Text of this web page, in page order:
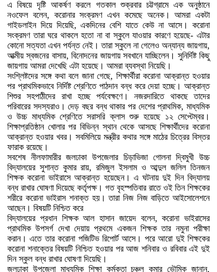
এ বিষয়ে দৃষ্টি আকর্ষণ করলে গতকাল শুক্রবার চট্টগ্রামে এক অনুষ্ঠানে
নওফেল বলেন, করোনার সংক্রমণ এখন কমেছে অনেক। আমরা একটা
গাইডলাইন দিয়ে দিয়েছি, একদিনের বেশি যাতে কেউ না আসে। করোনা
সংক্রমণ তারা ঘরে থাকলে হতো না বা স্কুলে যাওয়ার কারণে হয়েছে- এটার
কোনো সত্যতা এখন পর্যন্ত নেই। তারা স্কুলে না গেলেও অন্যান্য জায়গায়,
আত্মীয় স্বজনের বাসায়, বিনোদনের জায়গায় সবখানে যাচ্ছিলেন। সুনির্দিষ্ট কিছু
জায়গায় আমরা দেখেছি এটা হয়েছে। আমরা ব্যবস্থা নিয়েছি।
সংশ্লিষ্টদের সঙ্গে কথা বলে জানা গেছে, শিক্ষার্থীরা করোনা আক্রান্ত হওয়ার
পর প্রাথমিকভাবে নির্দিষ্ট শ্রেণিতে পাঠদান বন্ধ করে দেয়া হচ্ছে। আক্রান্ত
শিশুর সহপাঠীদের রাখা হচ্ছে পর্যবেক্ষণে। নজরদারিতে থাকছে তাদের
পরিবারের সদস্যরাও। দেড় বছর বন্ধ থাকার পর দেশের প্রাথমিক, মাধ্যমিক
ও উচ্চ মাধ্যমিক শ্রেণিতে সরাসরি ক্লাস শুরু হয়েছে ১২ সেপ্টেম্বর।
শিক্ষাপ্রতিষ্ঠান খোলার পর বিভিন্ন স্থান থেকে আসছে শিক্ষার্থীদের করোনা
আক্রান্ত হওয়ার খবর। সবমিলিয়ে মন্ত্রীর কথার সঙ্গে মাঠের চিত্রের বিস্তর
ফারাক রয়েছে।
সবশেষ নীলফামারীর জলঢাকা উপজেলার চিড়াভিজা গোলনা দ্বিমুখী উচ্চ
বিদ্যালয়ের সুশান্ত কুমার রায়, রমিজুল ইসলাম ও আব্দুল জলিল তিনজন
শিক্ষক করোনা ভাইরাসে আক্রান্ত হয়েছেন। এ ঘটনায় দুই দিন বিদ্যালয়
বন্ধ রাখার ঘোষণা দিয়েছে কর্তৃপক্ষ। গত বৃহস্পতিবার রাতে ওই তিন শিক্ষকের
শরীরে করোনা ভাইরাস শনাক্ত হয়। তারা নিজ নিজ বাড়িতে আইসোলেশনে
আছেন। বিষয়টি নিশ্চিত করে
বিদ্যালয়ের প্রধান শিক্ষক আল হাসান জায়েদ বলেন, করোনা ভাইরাসের
প্রাথমিক উপসর্গ দেখা দেয়ায় প্রথমে একজন শিক্ষক তার নমুনা পরীক্ষা
করান। এতে তার করোনা পজিটিভ রিপোর্ট আসে। পরে আরো দুই শিক্ষকের
করোনা শনাক্তের বিষয়টি নিশ্চিত হওয়ার পর আজ শনিবার ও রবিবার এই দুই
দিন স্কুল বন্ধ রাখার ঘোষণা দিয়েছি।
জলঢাকা উপজেলা মাধ্যমিক শিক্ষা কর্মকতা চঞ্চল কুমার ভৌমিক জানান,